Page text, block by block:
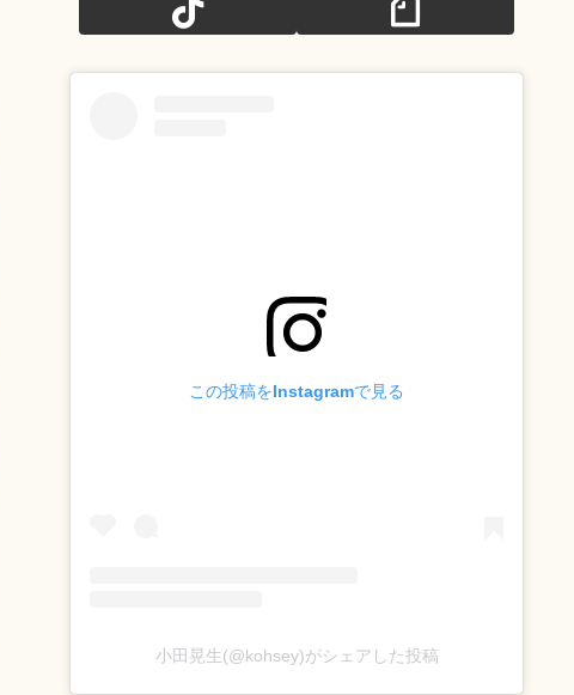
この投稿をInstagramで見る
小田晃生(@kohsey)がシェアした投稿